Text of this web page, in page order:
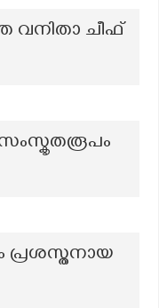
വനിതാ ചീഫ്
പ്രശസ്തനായ